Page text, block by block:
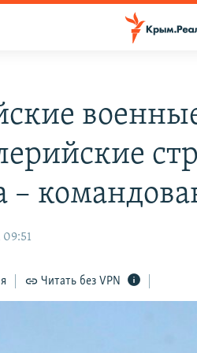
09:51
Читать без VPN